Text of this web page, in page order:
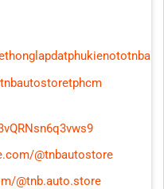
@tnbautostore
@tnb.auto.store